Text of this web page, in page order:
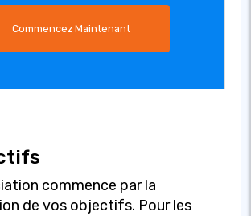
Commencez Maintenant
commence par la
de vos objectifs. Pour les